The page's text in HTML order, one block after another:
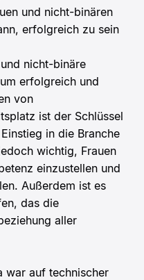
und nicht-binären
erfolgreich zu sein
nicht-binäre
erfolgreich und
von
ist der Schlüssel
in die Branche
wichtig, Frauen
einzustellen und
Außerdem ist es
das die
aller
war auf technischer